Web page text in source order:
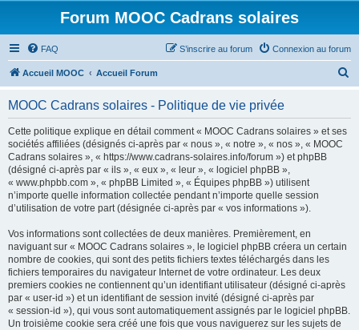
Forum MOOC Cadrans solaires
FAQ Connexion au forum
S’inscrire au forum
Accueil MOOC Accueil Forum
MOOC Cadrans solaires - Politique de vie privée
Cette politique explique en détail comment « MOOC Cadrans solaires » et ses
sociétés affiliées (désignés ci-après par « nous », « notre », « nos », « MOOC
Cadrans solaires », « https://www.cadrans-solaires.info/forum ») et phpBB
(désigné ci-après par « ils », « eux », « leur », « logiciel phpBB »,
« www.phpbb.com », « phpBB Limited », « Équipes phpBB ») utilisent
n’importe quelle information collectée pendant n’importe quelle session
d’utilisation de votre part (désignée ci-après par « vos informations »).
Vos informations sont collectées de deux manières. Premièrement, en
naviguant sur « MOOC Cadrans solaires », le logiciel phpBB créera un certain
nombre de cookies, qui sont des petits fichiers textes téléchargés dans les
fichiers temporaires du navigateur Internet de votre ordinateur. Les deux
premiers cookies ne contiennent qu’un identifiant utilisateur (désigné ci-après
par « user-id ») et un identifiant de session invité (désigné ci-après par
« session-id »), qui vous sont automatiquement assignés par le logiciel phpBB.
Un troisième cookie sera créé une fois que vous naviguerez sur les sujets de